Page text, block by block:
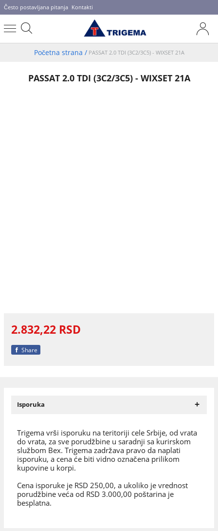
Često postavljana pitanja Kontakti
Početna strana / PASSAT 2.0 TDI (3C2/3C5) - WIXSET 21A
PASSAT 2.0 TDI (3C2/3C5) - WIXSET 21A
2.832,22 RSD
Share
Isporuka +
Trigema vrši isporuku na teritoriji cele Srbije, od vrata
do vrata, za sve porudžbine u saradnji sa kurirskom
službom Bex. Trigema zadržava pravo da naplati
isporuku, a cena će biti vidno označena prilikom
kupovine u korpi.
Cena isporuke je RSD 250,00, a ukoliko je vrednost
porudžbine veća od RSD 3.000,00 poštarina je
besplatna.